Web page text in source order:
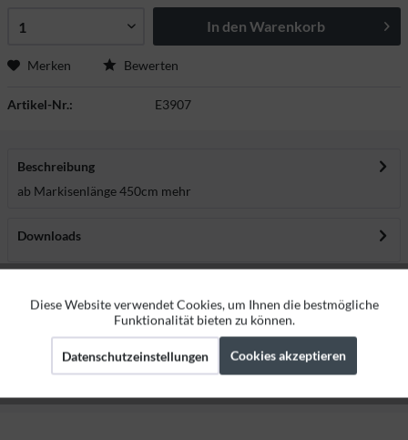
In den Warenkorb
Merken Bewerten
Artikel-Nr.: E3907
Beschreibung
ab Markisenlänge 450cm mehr
Downloads
Bewertungen lesen, schreiben und diskutieren...mehr
Herstellerangaben
Funktionale Aktiv
Marketing Aktiv
Diese Website verwendet Cookies, um Ihnen die bestmögliche
Funktionalität bieten zu können.
Datenschutzeinstellungen Cookies akzeptieren